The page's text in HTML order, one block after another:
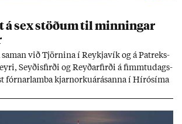
á sex stöð­um til minn­ing­ar
við Tjörn­ina í Reykja­vík og á Pat­reks­
Seyð­is­firði og Reyð­ar­firði á fimmtu­dags­
fórn­ar­lamba kjarn­orku­árás­anna í Hírósíma